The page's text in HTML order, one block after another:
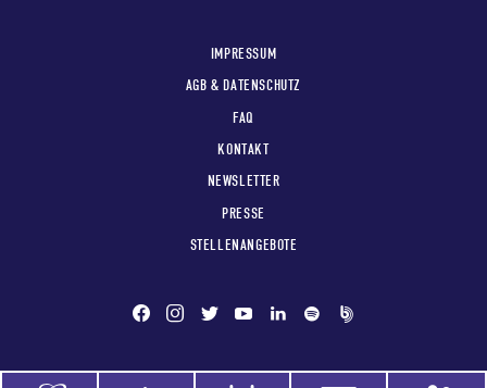
IMPRESSUM
AGB & DATENSCHUTZ
FAQ
KONTAKT
NEWSLETTER
PRESSE
STELLENANGEBOTE